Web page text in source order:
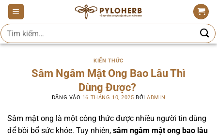
Bỏ
qua
nội
dung
Tìm
kiếm:
KIẾN THỨC
Sâm Ngâm Mật Ong Bao Lâu Thì
Dùng Được?
ĐĂNG VÀO 16 THÁNG 10, 2025 BỞIADMIN
Sâm mật ong là một công thức được nhiều người tin dùng
để bồi bổ sức khỏe. Tuy nhiên, sâm ngâm mật ong bao lâu